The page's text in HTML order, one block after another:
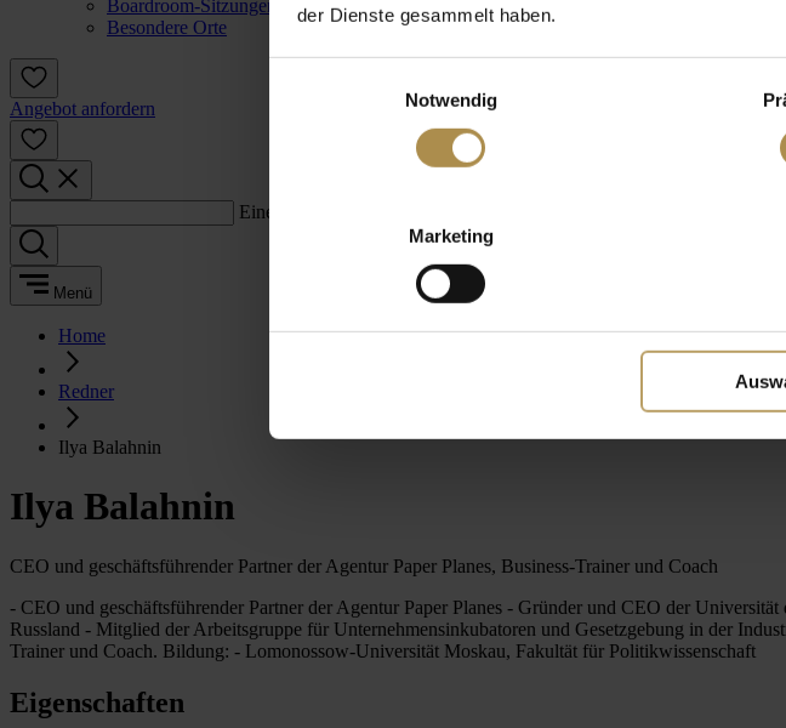
der Dienste gesammelt haben.
Notwendig
Marketing
Boardroom-Sitzungen
Besondere Orte
Angebot anfordern
Einen Suchbegriff eingeben:
Menü
Home
Redner
Ilya Balahnin
Ilya Balahnin
CEO und geschäftsführender Partner der Agentur Paper Planes, Business-Trainer und Coach
- CEO und geschäftsführender Partner der Agentur Paper Planes - Gründer und CEO der
Russland - Mitglied der Arbeitsgruppe für Unternehmensinkubatoren und Gesetzgebung in der
Trainer und Coach. Bildung: - Lomonossow-Universität Moskau, Fakultät für Politikwissenschaft
Eigenschaften